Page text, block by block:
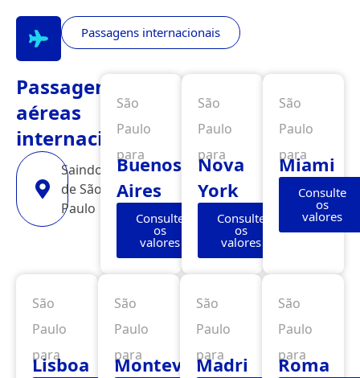
Passagens internacionais
Passagens
aéreas
internacionais
Saindo
de São
Paulo
São
Paulo
para
Buenos
Aires
Consulte
os
valores
São
Paulo
para
Nova
York
Consulte
os
valores
São
Paulo
para
Miami
Consulte
os
valores
São
Paulo
para
Lisboa
São
Paulo
para
Montevidéu
São
Paulo
para
Madri
São
Paulo
para
Roma